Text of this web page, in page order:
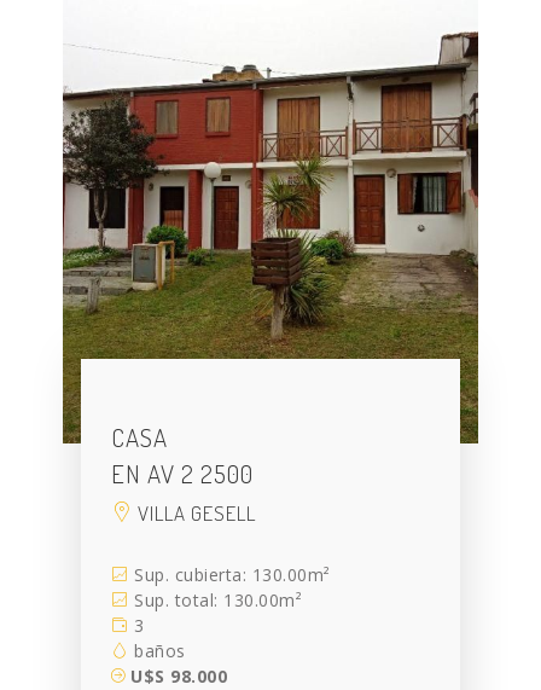
CASA
EN AV 2 2500
VILLA GESELL
Sup. cubierta: 130.00m²
Sup. total: 130.00m²
3
baños
U$S 98.000